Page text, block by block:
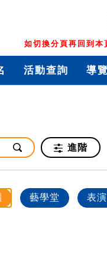
如切換分頁再回到
活動查詢 導
進階
藝學堂 表